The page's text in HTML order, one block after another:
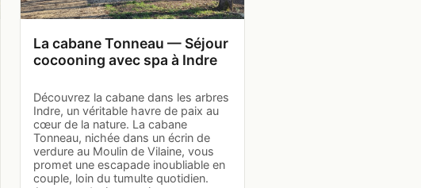
La cabane Tonneau — Séjour
cocooning avec spa à Indre
Découvrez la cabane dans les arbres
Indre, un véritable havre de paix au
cœur de la nature. La cabane
Tonneau, nichée dans un écrin de
verdure au Moulin de Vilaine, vous
promet une escapade inoubliable en
couple, loin du tumulte quotidien.